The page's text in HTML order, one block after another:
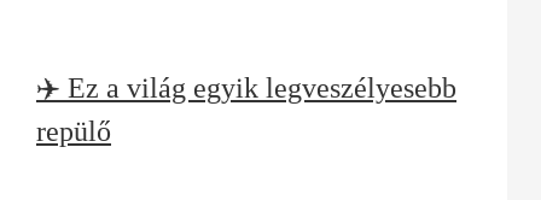
✈️ Ez a világ egyik legveszélyesebb
repülő